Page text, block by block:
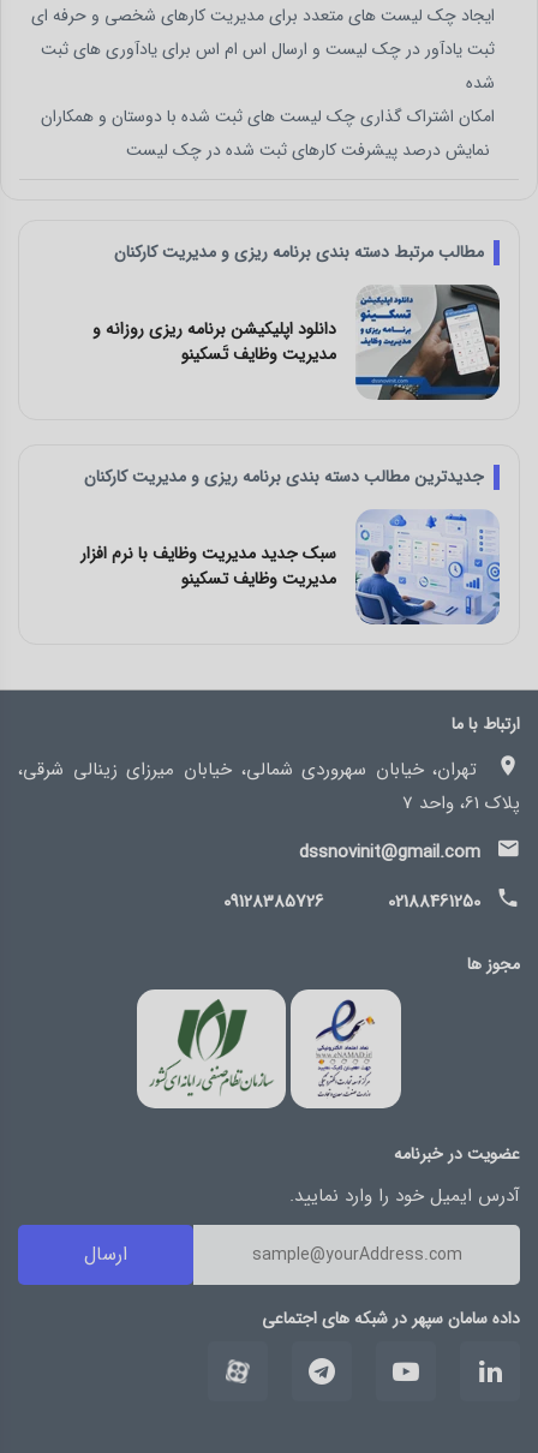
ایجاد چک لیست های متعدد برای مدیریت کارهای شخصی و حرفه ای
ثبت یادآور در چک لیست و ارسال اس ام اس برای یادآوری های ثبت
شده
امکان اشتراک گذاری چک لیست های ثبت شده با دوستان و همکاران
نمایش درصد پیشرفت کارهای ثبت شده در چک لیست
مطالب مرتبط دسته بندی برنامه ریزی و مدیریت کارکنان
معرفی بهترین اپلیکیشن و نرم افزار
ریزی و مدیریت کارها
جدیدترین مطالب دسته بندی برنامه ریزی و مدیریت کارکنان
افزار
چالش‌ های کار تیمی و راه‌ حل آن با
مدیریت وظایف تسکینو
ارتباط با ما
تهران، خیابان سهروردی شمالی، خیابان میرزای زینالی شرقی،
پلاک 61، واحد 7
dssnovinit@gmail.com
02188461250
09128385726
مجوز ها
عضویت در خبرنامه
آدرس ایمیل خود را وارد نمایید.
ارسال
داده سامان سپهر در شبکه های اجتماعی